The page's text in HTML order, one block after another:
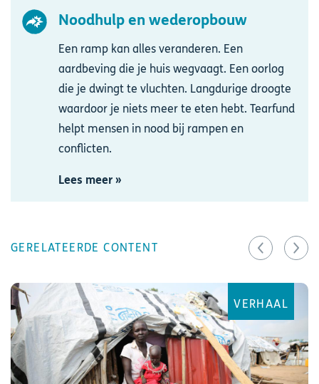
AfbeeldingNoodhulp en wederopbouw
Een ramp kan alles veranderen. Een
aardbeving die je huis wegvaagt. Een oorlog
die je dwingt te vluchten. Langdurige droogte
waardoor je niets meer te eten hebt. Tearfund
helpt mensen in nood bij rampen en
conflicten.
Lees meer »
GERELATEERDE CONTENT
VERHAAL